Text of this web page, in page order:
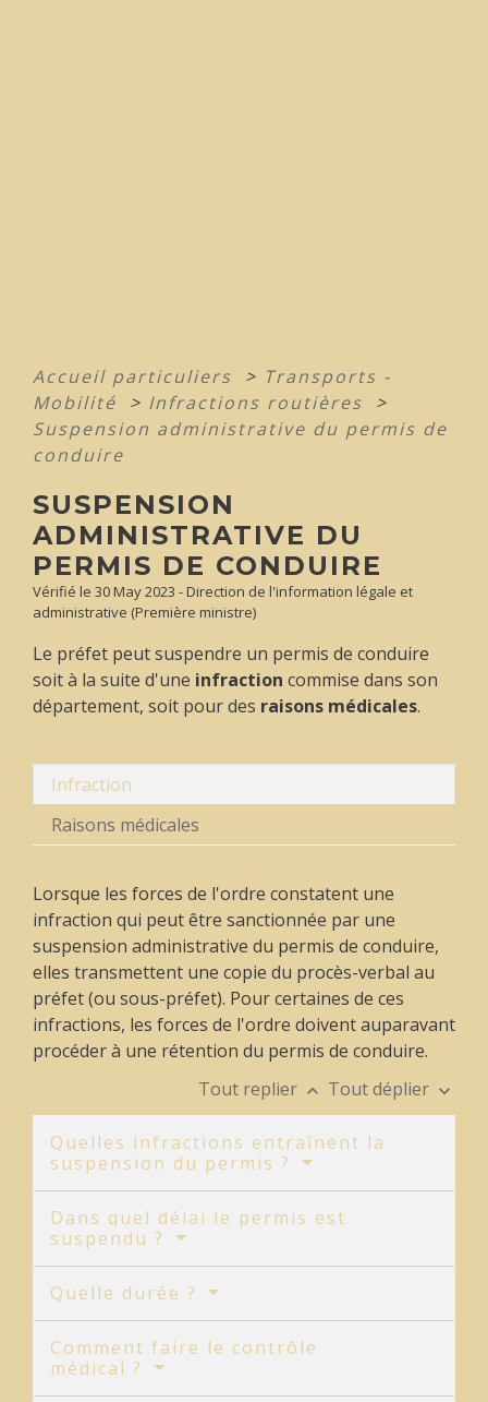
Accueil particuliers > Transports -
Mobilité
> Infractions routières
>
Suspension administrative du permis de
conduire
SUSPENSION
ADMINISTRATIVE DU
PERMIS DE CONDUIRE
Vérifié le 30 May 2023 - Direction de l'information légale et
administrative (Première ministre)
Le préfet peut suspendre un permis de conduire
soit à la suite d'une infraction commise dans son
département, soit pour des raisons médicales.
Infraction
Raisons médicales
Lorsque les forces de l'ordre constatent une
infraction qui peut être sanctionnée par une
suspension administrative du permis de conduire,
elles transmettent une copie du procès-verbal au
préfet (ou sous-préfet). Pour certaines de ces
infractions, les forces de l'ordre doivent auparavant
procéder à une rétention du permis de conduire.
Tout replier keyboard_arrow_up Tout déplier keyboard_arrow_down
Quelles infractions entraînent la
suspension du permis ?
Dans quel délai le permis est
suspendu ?
Quelle durée ?
Comment faire le contrôle
médical ?